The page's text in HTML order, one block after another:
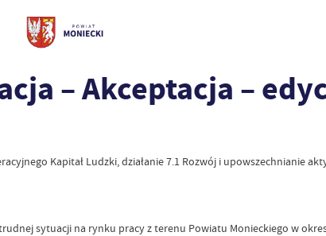
– Akceptacja –
Kapitał Ludzki, działanie 7.1 Rozwój i upowszechnianie
sytuacji na rynku pracy z terenu Powiatu Monieckiego w